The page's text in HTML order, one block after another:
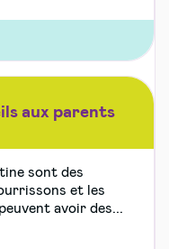
aux parents
sont des
et les
avoir des...